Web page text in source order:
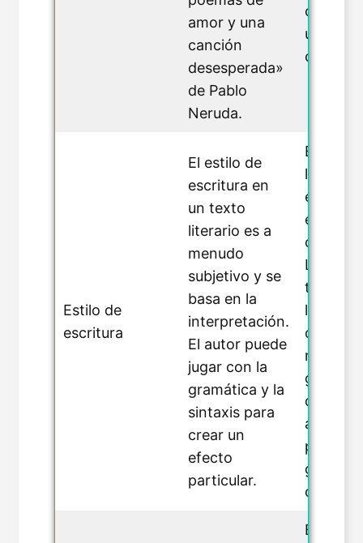
amor y una
canción
desesperada»
de Pablo
Neruda.
una
Estilo de
escritura
El estilo de
escritura en
un texto
literario es a
menudo
subjetivo y se
basa en la
interpretación.
El autor puede
jugar con la
gramática y la
sintaxis para
crear un
efecto
particular.
En un
literario,
estilo de
claro y
Los
textos
ciñen a
reglas
de
para
claridad.
El